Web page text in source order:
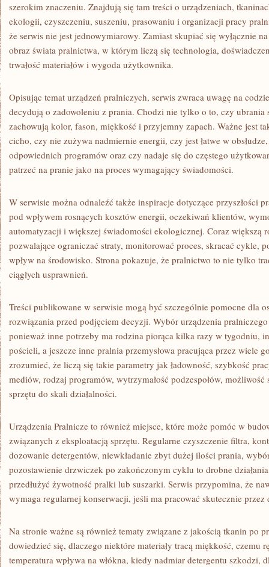
szerokim znaczeniu. Znajdują się tam treści o urządzeniach,
ekologii, czyszczeniu, suszeniu, prasowaniu i organizacji pracy
że serwis nie jest jednowymiarowy. Zamiast skupiać się wyłącznie
obraz świata pralnictwa, w którym liczą się technologia,
trwałość materiałów i wygoda użytkownika.
Opisując temat urządzeń pralniczych, serwis zwraca uwagę na
decydują o zadowoleniu z prania. Chodzi nie tylko o to, czy ubrania
zachowują kolor, fason, miękkość i przyjemny zapach. Ważne jest
cicho, czy nie zużywa nadmiernie energii, czy jest łatwe w
odpowiednich programów oraz czy nadaje się do częstego
patrzeć na pranie jako na proces wymagający świadomości.
W serwisie można odnaleźć także inspiracje dotyczące przyszłości
pod wpływem rosnących kosztów energii, oczekiwań klientów,
automatyzacji i większej świadomości ekologicznej. Coraz większą
pozwalające ograniczać straty, monitorować proces, skracać cykle,
wpływ na środowisko. Strona pokazuje, że pralnictwo to nie tylko
ciągłych usprawnień.
Treści publikowane w serwisie mogą być szczególnie pomocne dla
rozwiązania przed podjęciem decyzji. Wybór urządzenia
ponieważ inne potrzeby ma rodzina piorąca kilka razy w tygodniu,
pościeli, a jeszcze inne pralnia przemysłowa pracująca przez wiele
zrozumieć, że liczą się takie parametry jak ładowność, szybkość
mediów, rodzaj programów, wytrzymałość podzespołów, możliwość
sprzętu do skali działalności.
Urządzenia Pralnicze to również miejsce, które może pomóc w
związanych z eksploatacją sprzętu. Regularne czyszczenie filtra,
dozowanie detergentów, niewkładanie zbyt dużej ilości prania,
pozostawienie drzwiczek po zakończonym cyklu to drobne
przedłużyć żywotność pralki lub suszarki. Serwis przypomina, że
wymaga regularnej konserwacji, jeśli ma pracować skutecznie przez
Na stronie ważne są również tematy związane z jakością tkanin po
dowiedzieć się, dlaczego niektóre materiały tracą miękkość, czemu
temperatura wpływa na włókna, kiedy nadmiar detergentu szkodzi,